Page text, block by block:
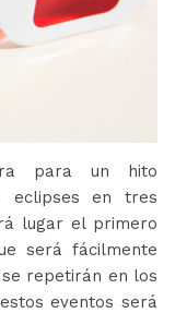
para un hito
eclipses en tres
lugar el primero
será fácilmente
repetirán en los
eventos será